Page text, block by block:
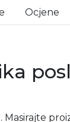
Ocjene
Masirajte